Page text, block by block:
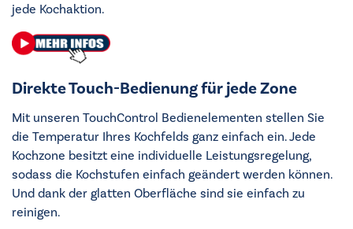
jede Kochaktion.
Direkte Touch-Bedienung für jede Zone
Mit unseren TouchControl Bedienelementen stellen Sie
die Temperatur Ihres Kochfelds ganz einfach ein. Jede
Kochzone besitzt eine individuelle Leistungsregelung,
sodass die Kochstufen einfach geändert werden können.
Und dank der glatten Oberfläche sind sie einfach zu
reinigen.